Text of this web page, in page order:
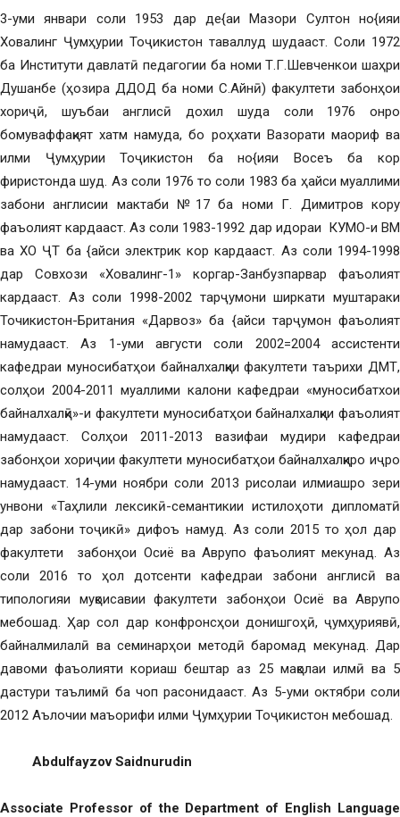
3-уми январи соли 1953 дар де{аи Мазори Султон но{ияи
Ховалинг Ҷумҳурии Тоҷикистон таваллуд шудааст. Соли 1972
ба Институти давлатӣ педагогии ба номи Т.Г.Шевченкои шаҳри
Душанбе (ҳозира ДДОД ба номи С.Айнӣ) факултети забонҳои
хориҷӣ, шуъбаи англисӣ дохил шуда соли 1976 онро
бомуваффақият хатм намуда, бо роҳхати Вазорати маориф ва
илми Ҷумҳурии Тоҷикистон ба но{ияи Восеъ ба кор
фиристонда шуд. Аз соли 1976 то соли 1983 ба ҳайси муаллими
забони англисии мактаби №17 ба номи Г. Димитров кору
фаъолият кардааст. Аз соли 1983-1992 дар идораи КУМО-и ВМ
ва ХО ҶТ ба {айси электрик кор кардааст. Аз соли 1994-1998
дар Совхози «Ховалинг-1» коргар-Занбузпарвар фаъолият
кардааст. Аз соли 1998-2002 тарҷумони ширкати муштараки
Точикистон-Британия «Дарвоз» ба {айси тарҷумон фаъолият
намудааст. Аз 1-уми августи соли 2002=2004 ассистенти
кафедраи муносибатҳои байналхалқии факултети таърихи ДМТ,
солҳои 2004-2011 муаллими калони кафедраи «муносибатхои
байналхалқӣ»-и факултети муносибатҳои байналхалқии фаъолият
намудааст. Солҳои 2011-2013 вазифаи мудири кафедраи
забонҳои хориҷии факултети муносибатҳои байналхалқиро иҷро
намудааст. 14-уми ноябри соли 2013 рисолаи илмиашро зери
унвони «Таҳлили лексикӣ-семантикии истилоҳоти дипломатӣ
дар забони тоҷикӣ» дифоъ намуд. Аз соли 2015 то ҳол дар
факултети забонҳои Осиё ва Аврупо фаъолият мекунад. Аз
соли 2016 то ҳол дотсенти кафедраи забони англисӣ ва
типологияи муқоисавии факултети забонҳои Осиё ва Аврупо
мебошад. Ҳар сол дар конфронсҳои донишгоҳӣ, ҷумҳуриявӣ,
байналмилалӣ ва семинарҳои методӣ баромад мекунад. Дар
давоми фаъолияти кориаш бештар аз 25 мақолаи илмӣ ва 5
дастури таълимӣ ба чоп расонидааст. Аз 5-уми октябри соли
2012 Аълочии маъорифи илми Ҷумҳурии Тоҷикистон мебошад.
Abdulfayzov Saidnurudin
Associate Professor of the Department of English Language